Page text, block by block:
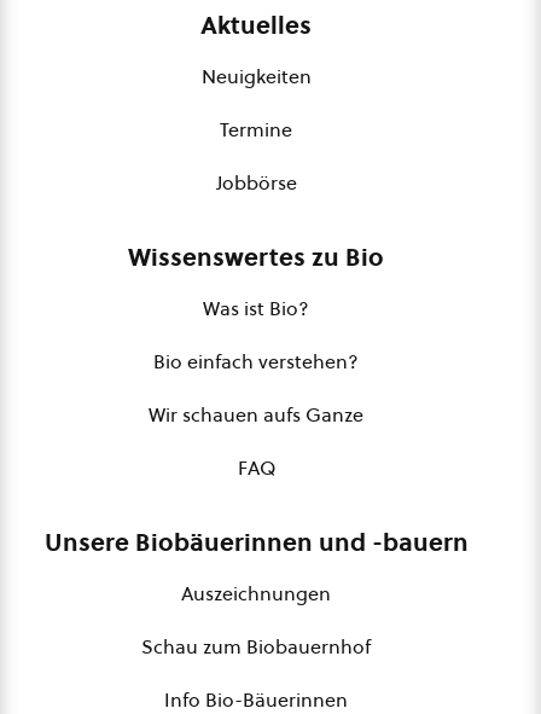
Aktuelles
Neuigkeiten
Termine
Jobbörse
Wissenswertes zu Bio
Was ist Bio?
Bio einfach verstehen?
Wir schauen aufs Ganze
FAQ
Unsere Biobäuerinnen und -bauern
Auszeichnungen
Schau zum Biobauernhof
Info Bio-Bäuerinnen